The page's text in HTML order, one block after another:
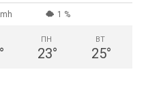
1 %
°
ПН
23°
ВТ
25°